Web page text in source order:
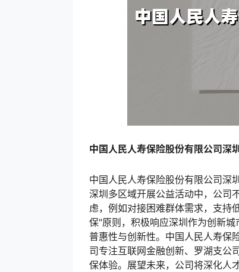
中国人民人寿保险股份有限公司深
中国人民人寿保险股份有限公司深
深圳多区域开展公益活动中，公司
虑，例如对接困难群体需求，支持
保"原则，积极响应深圳作为创新
普惠性与创新性。中国人民人寿
司专注互联网金融创新、罗湖支
保体验。展望未来，公司将深化人